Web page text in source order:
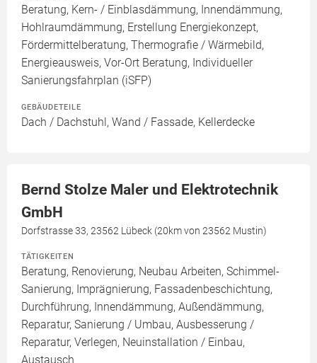
Beratung, Kern- / Einblasdämmung, Innendämmung,
Hohlraumdämmung, Erstellung Energiekonzept,
Fördermittelberatung, Thermografie / Wärmebild,
Energieausweis, Vor-Ort Beratung, Individueller
Sanierungsfahrplan (iSFP)
GEBÄUDETEILE
Dach / Dachstuhl, Wand / Fassade, Kellerdecke
Bernd Stolze Maler und Elektrotechnik
GmbH
Dorfstrasse 33, 23562 Lübeck (20km von 23562 Mustin)
TÄTIGKEITEN
Beratung, Renovierung, Neubau Arbeiten, Schimmel-
Sanierung, Imprägnierung, Fassadenbeschichtung,
Durchführung, Innendämmung, Außendämmung,
Reparatur, Sanierung / Umbau, Ausbesserung /
Reparatur, Verlegen, Neuinstallation / Einbau,
Austausch